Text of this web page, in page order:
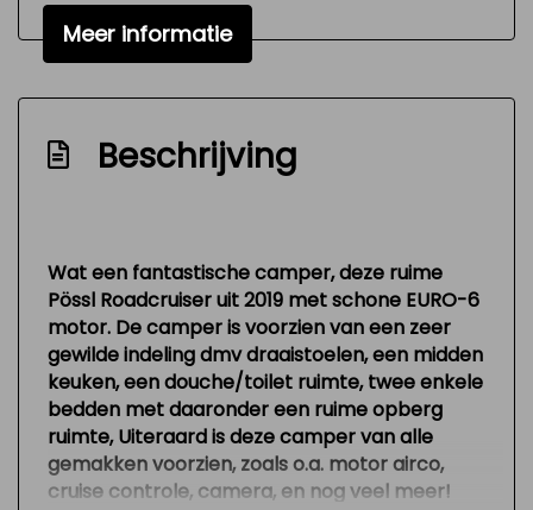
Nationale autopas
Nieuwstaat
Nw model
Onderhoudsboekjes aanwezig
Radio cd-speler
Variable interval ruitenwisser
Versnellingspook op dashboard
Verstelbare (in hoogte) bestuurders stoel
Zeer mooie en technisch goed
onderhouden auto
Interieur
Meer informatie
Beschrijving
Wat een fantastische camper, deze ruime
Pössl Roadcruiser uit 2019 met schone EURO-6
motor. De camper is voorzien van een zeer
gewilde indeling dmv draaistoelen, een midden
keuken, een douche/toilet ruimte, twee enkele
bedden met daaronder een ruime opberg
ruimte, Uiteraard is deze camper van alle
gemakken voorzien, zoals o.a. motor airco,
cruise controle, camera, en nog veel meer!